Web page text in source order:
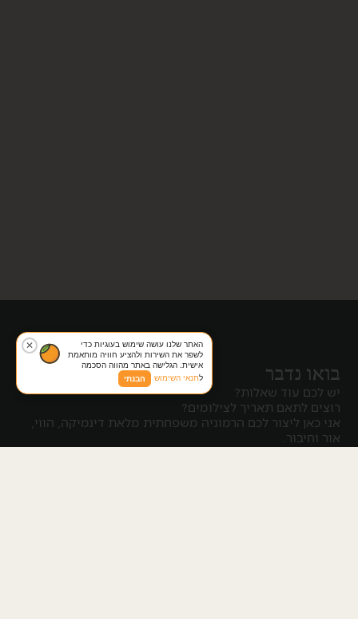
בואו נדבר
יש לכם עוד שאלות?
רוצים לתאם תאריך לצילומים?
אני כאן ליצור לכם הרמוניה משפחתית מלאת דינמיקה, הווי,
אור וחיבור.
✕
האתר שלנו עושה שימוש בעוגיות כדי
לשפר את השירות ולהציע חוויה מותאמת
אישית. הגלישה באתר מהווה הסכמה
לתנאי השימוש הבנתי